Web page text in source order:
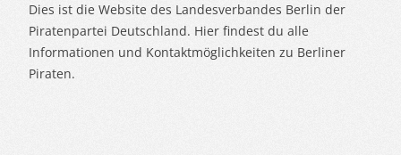
Dies ist die Website des Landesverbandes Berlin der
Piratenpartei Deutschland. Hier findest du alle
Informationen und Kontaktmöglichkeiten zu Berliner
Piraten.